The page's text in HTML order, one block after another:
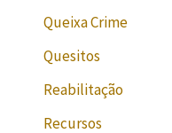
Queixa Crime
Quesitos
Reabilitação
Recursos